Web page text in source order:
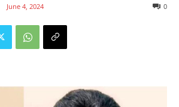
June 4, 2024 0